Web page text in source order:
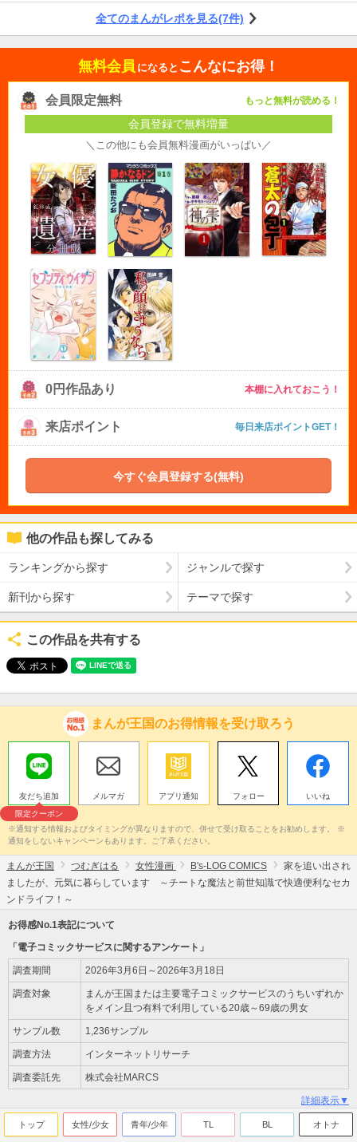
全てのまんがレポを見る(7件)
無料会員 になると こんなにお得！
会員限定無料 もっと無料が読める！
会員登録で無料増量
＼この他にも会員無料漫画がいっぱい／
0円作品あり 本棚に入れておこう！
来店ポイント 毎日来店ポイントGET！
今すぐ会員登録する(無料)
他の作品も探してみる
ランキングから探す ジャンルで探す
新刊から探す テーマで探す
この作品を共有する
まんが王国のお得情報を受け取ろう
友だち追加
限定クーポン
メルマガ アプリ通知 フォロー いいね
※通知する情報およびタイミングが異なりますので、併せて受け取ることをお勧めします。 ※
通知をしないキャンペーンもあります。ご了承ください。
まんが王国 つむぎはる 女性漫画 B's-LOG COMICS
家を追い出され
ましたが、元気に暮らしています ～チートな魔法と前世知識で快適便利なセカ
ンドライフ！～
お得感No.1表記について
「電子コミックサービスに関するアンケート」
調査期間 2026年3月6日～2026年3月18日
調査対象
まんが王国または主要電子コミックサービスのうちいずれか
をメイン且つ有料で利用している20歳～69歳の男女
サンプル数 1,236サンプル
調査方法 インターネットリサーチ
調査委託先 株式会社MARCS
詳細表示▼
トップ 女性/少女 青年/少年 TL BL オトナ